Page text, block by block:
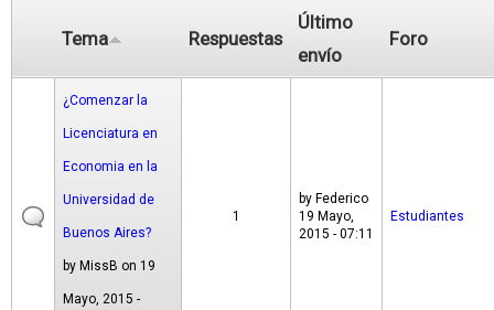
Tema Respuestas
Último
envío
Foro
¿Comenzar la
Licenciatura en
Economia en la
Universidad de
Buenos Aires?
by MissB on 19
Mayo, 2015 -
1
by Federico
19 Mayo,
2015 - 07:11
Estudiantes